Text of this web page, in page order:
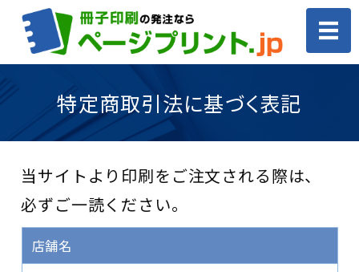
商品案内・事例紹介
価格・印刷仕様
お見積もり・お問い合わせ
特定商取引法に基づく表記
当サイトより印刷をご注文される際は、
必ずご一読ください。
店舗名